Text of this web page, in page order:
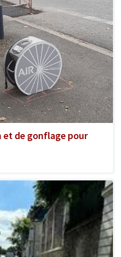
et de gonflage pour